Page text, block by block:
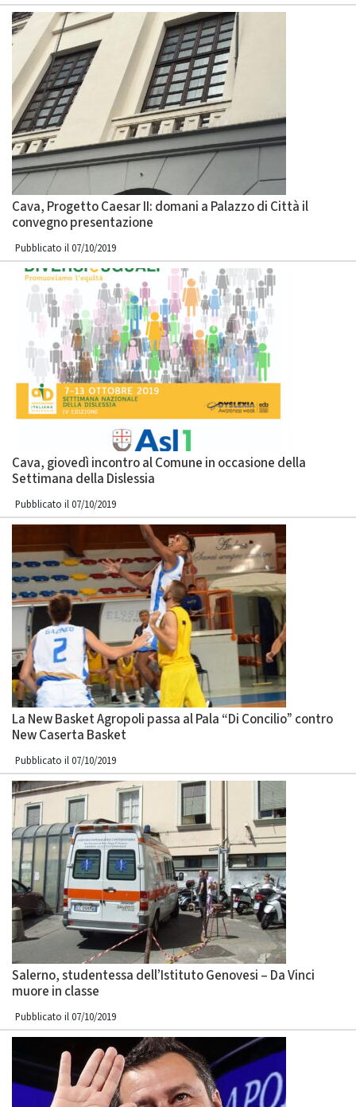
Cava, Progetto Caesar II: domani a Palazzo di Città il
convegno presentazione
Pubblicato il 07/10/2019
Cava, giovedì incontro al Comune in occasione della
Settimana della Dislessia
Pubblicato il 07/10/2019
La New Basket Agropoli passa al Pala “Di Concilio” contro
New Caserta Basket
Pubblicato il 07/10/2019
Salerno, studentessa dell’Istituto Genovesi – Da Vinci
muore in classe
Pubblicato il 07/10/2019